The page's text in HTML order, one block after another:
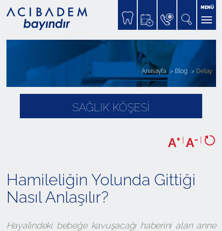
MENÜ
SAĞLIK KÖŞESİ
Anasayfa Blog Detay
A+ | A- |
Hamileliğin Yolunda Gittiği
Nasıl Anlaşılır?
Hayalindeki bebeğe kavuşacağı haberini alan anne